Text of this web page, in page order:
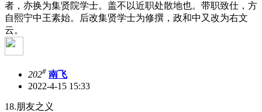
者，亦换为集贤院学士。盖不以近职处散地也。带职致仕，方
自熙宁中王素始。后改集贤学士为修撰，政和中又改为右文
云。
202# 南飞
2022-4-15 15:33
18.朋友之义